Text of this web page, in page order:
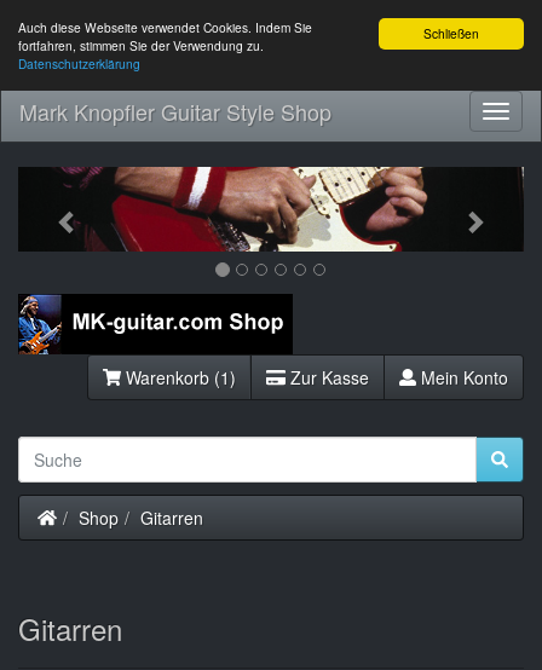
Schließen
Auch diese Webseite verwendet Cookies. Indem Sie
fortfahren, stimmen Sie der Verwendung zu.
Datenschutzerklärung
Mark Knopfler Guitar Style Shop
Previous Next
Warenkorb (1) Zur Kasse Mein Konto
Startseite
Shop Gitarren
Gitarren